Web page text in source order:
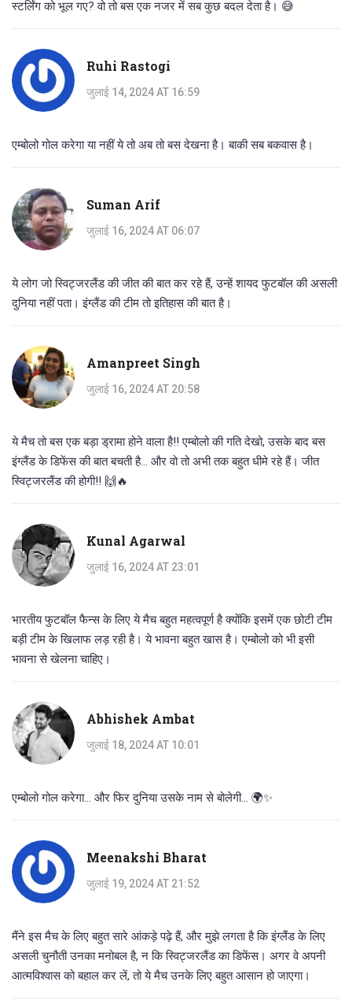
स्टर्लिंग को भूल गए? वो तो बस एक नजर में सब कुछ बदल देता है। 😅
Ruhi Rastogi
जुलाई 14, 2024 AT 16:59
एम्बोलो गोल करेगा या नहीं ये तो अब तो बस देखना है। बाकी सब बकवास है।
Suman Arif
जुलाई 16, 2024 AT 06:07
ये लोग जो स्विट्जरलैंड की जीत की बात कर रहे हैं, उन्हें शायद फुटबॉल की असली
दुनिया नहीं पता। इंग्लैंड की टीम तो इतिहास की बात है।
Amanpreet Singh
जुलाई 16, 2024 AT 20:58
ये मैच तो बस एक बड़ा ड्रामा होने वाला है!! एम्बोलो की गति देखो, उसके बाद बस
इंग्लैंड के डिफेंस की बात बचती है... और वो तो अभी तक बहुत धीमे रहे हैं। जीत
स्विट्जरलैंड की होगी!! 🙌🔥
Kunal Agarwal
जुलाई 16, 2024 AT 23:01
भारतीय फुटबॉल फैन्स के लिए ये मैच बहुत महत्वपूर्ण है क्योंकि इसमें एक छोटी टीम
बड़ी टीम के खिलाफ लड़ रही है। ये भावना बहुत खास है। एम्बोलो को भी इसी
भावना से खेलना चाहिए।
Abhishek Ambat
जुलाई 18, 2024 AT 10:01
एम्बोलो गोल करेगा... और फिर दुनिया उसके नाम से बोलेगी... 🌍✨
Meenakshi Bharat
जुलाई 19, 2024 AT 21:52
मैंने इस मैच के लिए बहुत सारे आंकड़े पढ़े हैं, और मुझे लगता है कि इंग्लैंड के लिए
असली चुनौती उनका मनोबल है, न कि स्विट्जरलैंड का डिफेंस। अगर वे अपनी
आत्मविश्वास को बहाल कर लें, तो ये मैच उनके लिए बहुत आसान हो जाएगा।